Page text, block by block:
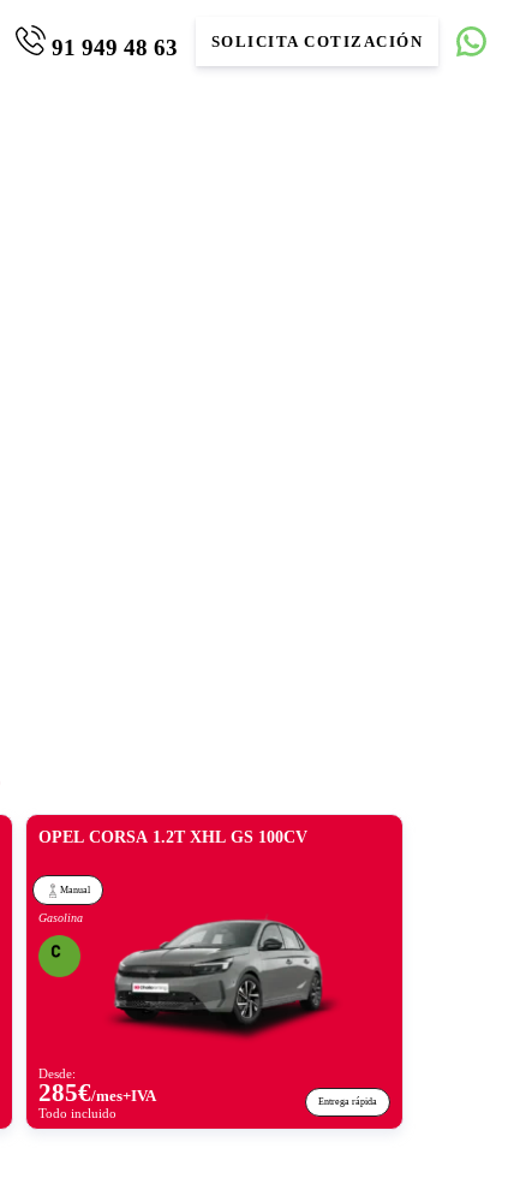
91 949 48 63 SOLICITA COTIZACIÓN
OPEL CORSA 1.2T XHL GS 100CV
Manual
Gasolina
Desde:
285€/mes+IVA
Todo incluido
Entrega rápida